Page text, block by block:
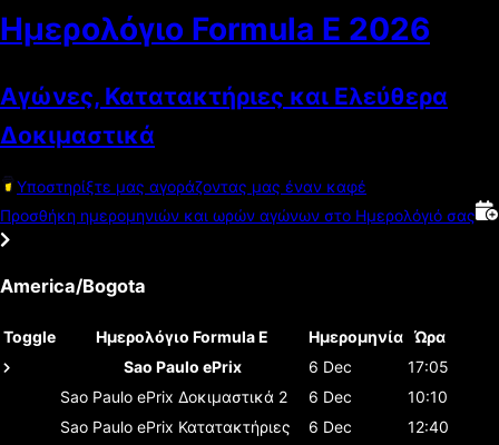
Ημερολόγιο Formula E 2026
Αγώνες, Κατατακτήριες και Ελεύθερα
Δοκιμαστικά
Υποστηρίξτε μας αγοράζοντας μας έναν καφέ
Προσθήκη ημερομηνιών και ωρών αγώνων στο Ημερολόγιό σας
America/Bogota
Toggle Ημερολόγιο Formula E Ημερομηνία Ώρα
Sao Paulo ePrix
6 Dec
17:05
Sao Paulo ePrix Δοκιμαστικά 2 6 Dec
10:10
Sao Paulo ePrix Κατατακτήριες 6 Dec
12:40